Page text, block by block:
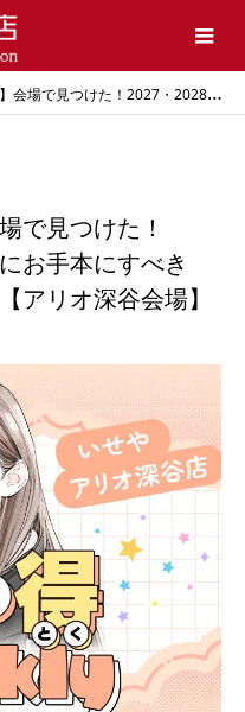
年成人が絶対にお手本にすべき「垢抜け振袖」最新レポ【アリオ深谷会場】
で見つけた！
お手本にすべき
アリオ深谷会場】